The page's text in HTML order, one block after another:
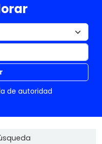
de autoridad